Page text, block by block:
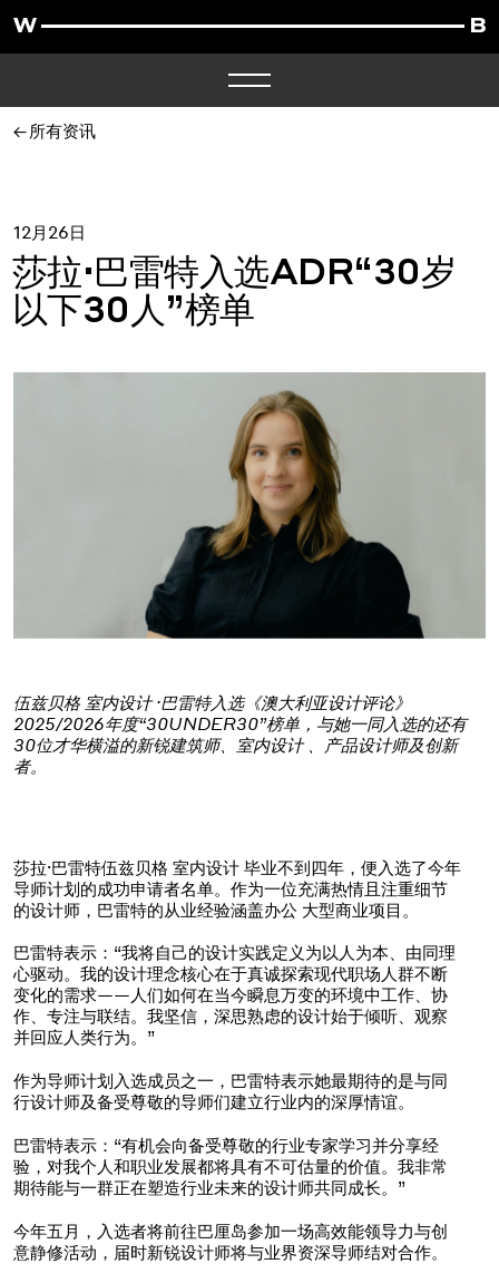
所有资讯
12月26日
莎拉·巴雷特入选ADR“30岁
以下30人”榜单
伍兹贝格 室内设计 ·巴雷特入选《澳大利亚设计评论》
2025/2026年度“30UNDER30”榜单，与她一同入选的还有
30位才华横溢的新锐建筑师、室内设计 、产品设计师及创新
者。
莎拉·巴雷特伍兹贝格 室内设计 毕业不到四年，便入选了今年
导师计划的成功申请者名单。作为一位充满热情且注重细节
的设计师，巴雷特的从业经验涵盖办公 大型商业项目。
巴雷特表示：“我将自己的设计实践定义为以人为本、由同理
心驱动。我的设计理念核心在于真诚探索现代职场人群不断
变化的需求——人们如何在当今瞬息万变的环境中工作、协
作、专注与联结。我坚信，深思熟虑的设计始于倾听、观察
并回应人类行为。”
作为导师计划入选成员之一，巴雷特表示她最期待的是与同
行设计师及备受尊敬的导师们建立行业内的深厚情谊。
巴雷特表示：“有机会向备受尊敬的行业专家学习并分享经
验，对我个人和职业发展都将具有不可估量的价值。我非常
期待能与一群正在塑造行业未来的设计师共同成长。”
今年五月，入选者将前往巴厘岛参加一场高效能领导力与创
意静修活动，届时新锐设计师将与业界资深导师结对合作。